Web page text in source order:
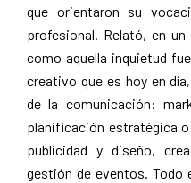
que orientaron su
profesional. Relató, en
como aquella inquietud
creativo que es hoy en
de la comunicación:
planificación estratégica
publicidad y diseño,
gestión de eventos. Todo